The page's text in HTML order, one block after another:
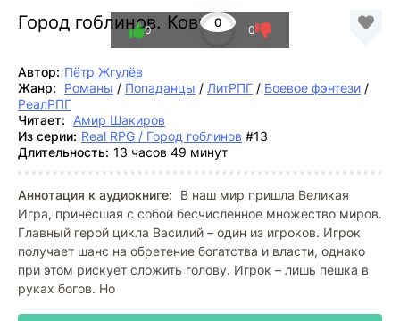
Город гоблинов. Ковчег
0
0 0
Автор: Пётр Жгулёв
Жанр:
Романы / Попаданцы / ЛитРПГ / Боевое фэнтези /
РеалРПГ
Читает:
Амир Шакиров
Из серии: Real RPG / Город гоблинов #13
Длительность: 13 часов 49 минут
Аннотация к аудиокниге:
В наш мир пришла Великая
Игра, принёсшая с собой бесчисленное множество миров.
Главный герой цикла Василий – один из игроков. Игрок
получает шанс на обретение богатства и власти, однако
при этом рискует сложить голову. Игрок – лишь пешка в
руках богов. Но